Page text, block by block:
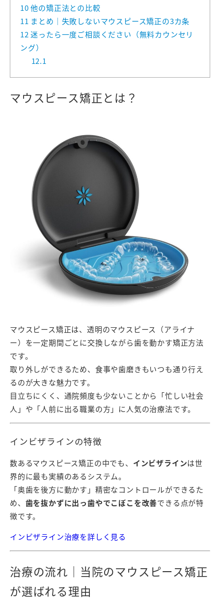
10他の矯正法との比較
11 まとめ｜失敗しないマウスピース矯正の3カ条
12迷ったら一度ご相談ください（無料カウンセリ
ング）
12.1
マウスピース矯正とは？
マウスピース矯正は、透明のマウスピース（アライナ
ー）を一定期間ごとに交換しながら歯を動かす矯正方法
です。
取り外しができるため、食事や歯磨きもいつも通り行え
るのが大きな魅力です。
目立ちにくく、通院頻度も少ないことから「忙しい社会
人」や「人前に出る職業の方」に人気の治療法です。
インビザラインの特徴
数あるマウスピース矯正の中でも、 インビザラインは世
界的に最も実績のあるシステム。
「奥歯を後方に動かす」精密なコントロールができるた
め、 歯を抜かずに出っ歯やでこぼこを改善できる点が特
徴です。
インビザライン治療を詳しく見る
治療の流れ｜当院のマウスピース矯正
が選ばれる理由